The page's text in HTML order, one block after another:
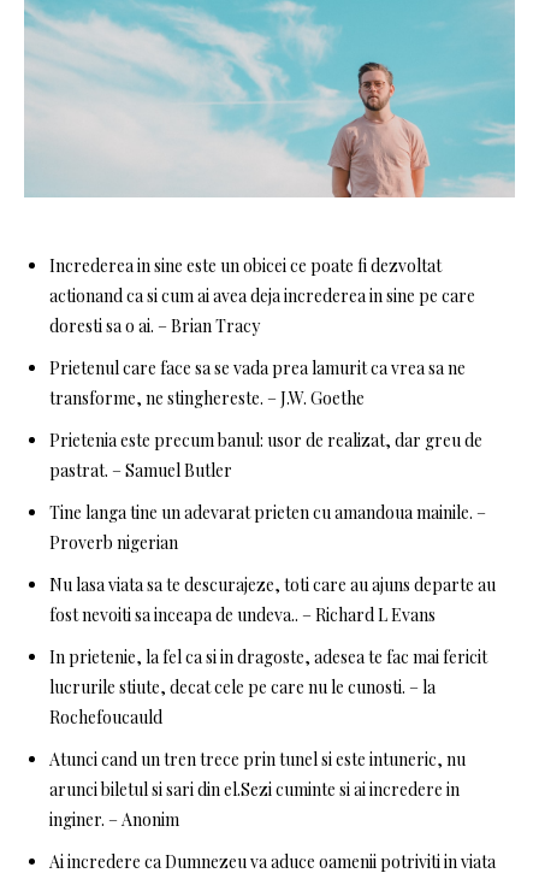
Increderea in sine este un obicei ce poate fi dezvoltat
actionand ca si cum ai avea deja increderea in sine pe care
doresti sa o ai. – Brian Tracy
Prietenul care face sa se vada prea lamurit ca vrea sa ne
transforme, ne stinghereste. – J.W. Goethe
Prietenia este precum banul: usor de realizat, dar greu de
pastrat. – Samuel Butler
Tine langa tine un adevarat prieten cu amandoua mainile. –
Proverb nigerian
Nu lasa viata sa te descurajeze, toti care au ajuns departe au
fost nevoiti sa inceapa de undeva.. – Richard L Evans
In prietenie, la fel ca si in dragoste, adesea te fac mai fericit
lucrurile stiute, decat cele pe care nu le cunosti. – la
Rochefoucauld
Atunci cand un tren trece prin tunel si este intuneric, nu
arunci biletul si sari din el.Sezi cuminte si ai incredere in
inginer. – Anonim
Ai incredere ca Dumnezeu va aduce oamenii potriviti in viata